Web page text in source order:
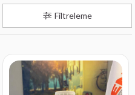
Filtreleme